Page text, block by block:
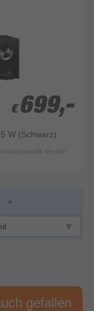
€ 699,-
€ 699,-
W (Schwarz)
nachbestellt werden
»
gefallen